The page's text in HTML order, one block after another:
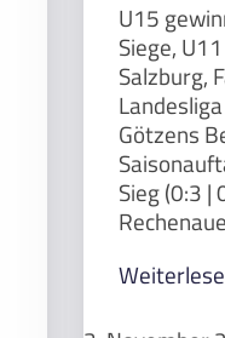
U15
Siege,
Salzburg,
Götzens
Sieg (0:3 |